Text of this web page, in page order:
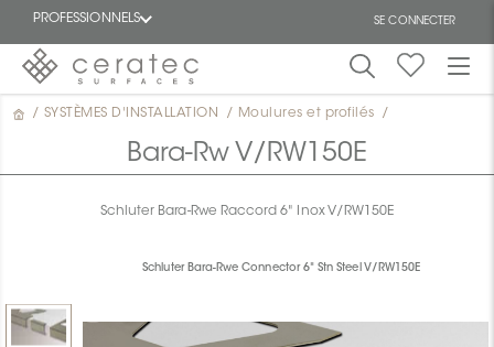
PROFESSIONNELS SE CONNECTER
En
vedette
/ SYSTÈMES D'INSTALLATION / Moulures et profilés /
Bara-Rw V/RW150E
Schluter Bara-Rwe Raccord 6" Inox V/RW150E
Schluter Bara-Rwe Connector 6" Stn Steel V/RW150E